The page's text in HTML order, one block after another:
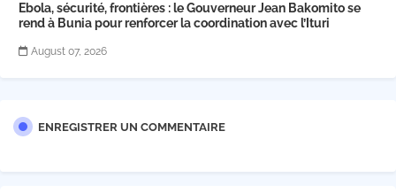
Ebola, sécurité, frontières : le Gouverneur Jean Bakomito se
rend à Bunia pour renforcer la coordination avec l’Ituri
August 07, 2026
ENREGISTRER UN COMMENTAIRE